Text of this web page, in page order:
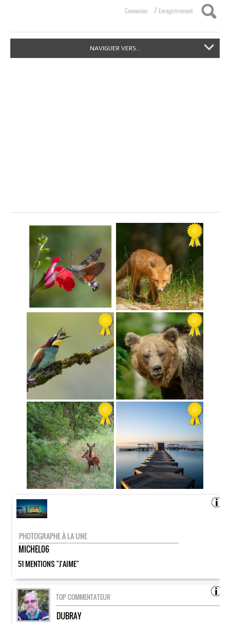
Connexion / Enregistrement
NAVIGUER VERS...
PHOTOGRAPHE À LA UNE
MICHEL06
51 MENTIONS "J'AIME"
TOP COMMENTATEUR
DUBRAY